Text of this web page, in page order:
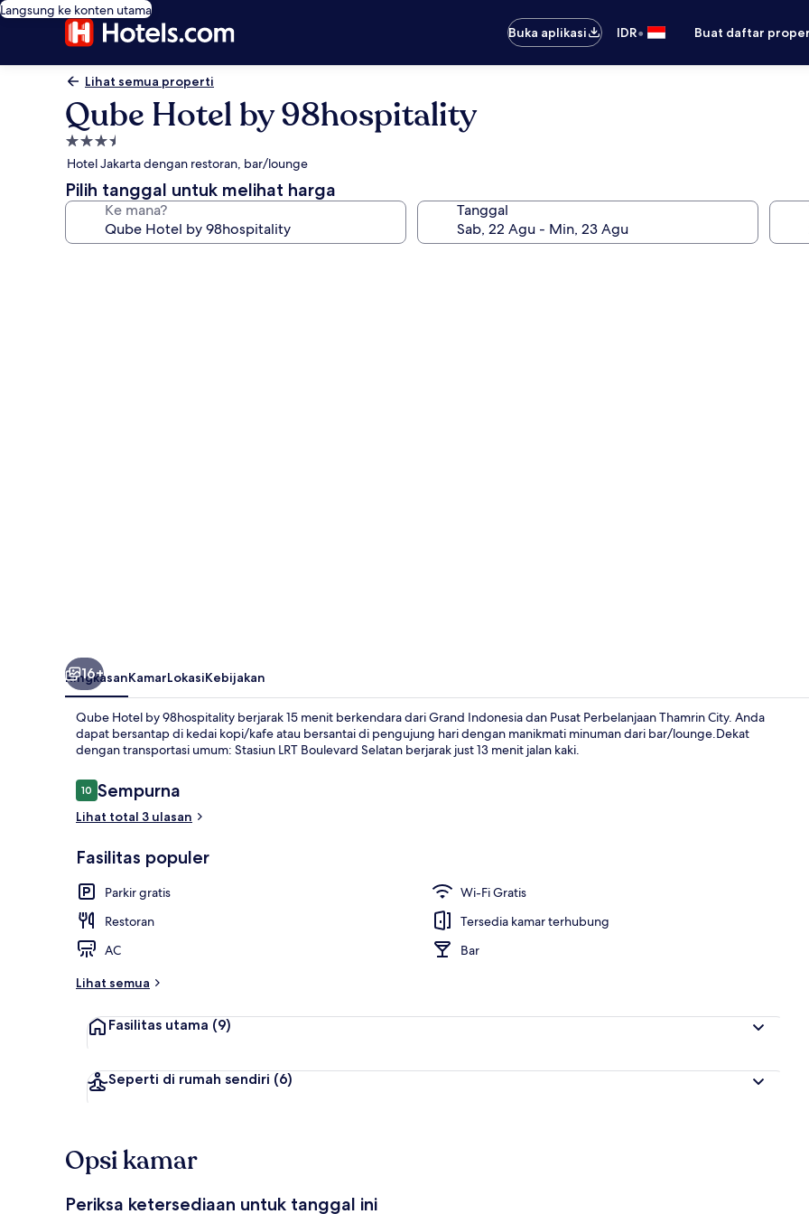
Langsung ke konten utama
Buka aplikasi
IDR• Buat daftar
Lihat semua properti
Qube Hotel by 98hospitality
Properti
bintang
3.5
Hotel Jakarta dengan restoran, bar/lounge
Pilih tanggal untuk melihat harga
Ke mana? Tanggal
16+
RingkasanKamarLokasiKebijakan
Qube Hotel by 98hospitality berjarak 15 menit berkendara dari Grand Indonesia dan Pusat Perbelanjaan Thamrin City. Anda
dapat bersantap di kedai kopi/kafe atau bersantai di pengujung hari dengan manikmati minuman dari bar/lounge.Dekat
dengan transportasi umum: Stasiun LRT Boulevard Selatan berjarak just 13 menit jalan kaki.
Ulasan
1010 dari 10
Sempurna
Lihat total 3 ulasan
Fasilitas populer
Parkir gratis
Wi-Fi Gratis
Restoran
Tersedia kamar terhubung
AC
Bar
Lihat semua
Fasilitas utama (9)
Seperti di rumah sendiri (6)
Opsi kamar
Periksa ketersediaan untuk tanggal ini